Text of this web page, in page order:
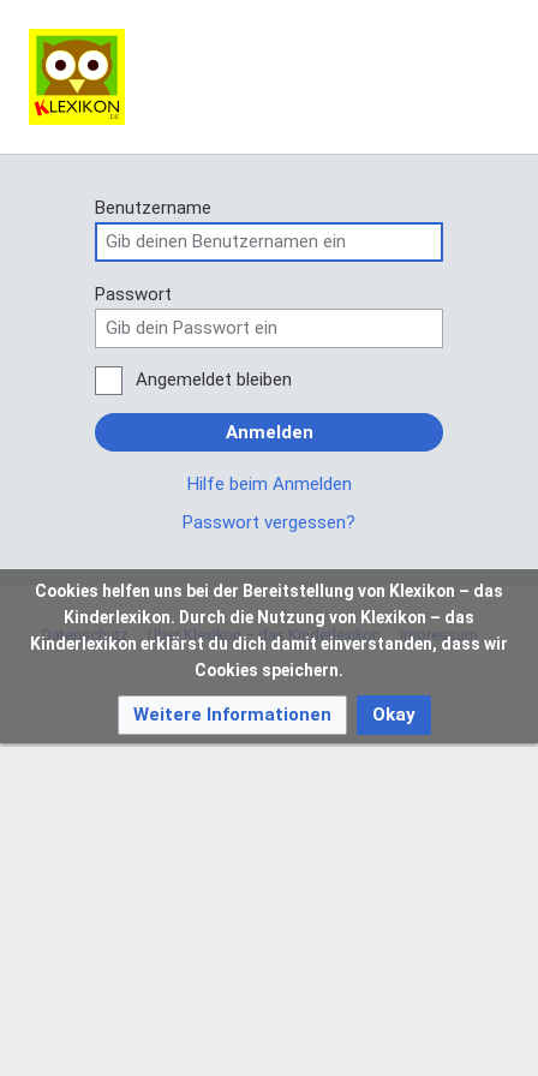
Benutzername
Passwort
Angemeldet bleiben
Anmelden
Hilfe beim Anmelden
Passwort vergessen?
Datenschutz Über Klexikon – das Kinderlexikon Impressum
Cookies helfen uns bei der Bereitstellung von Klexikon – das
Kinderlexikon. Durch die Nutzung von Klexikon – das
Kinderlexikon erklärst du dich damit einverstanden, dass wir
Cookies speichern.
Weitere Informationen Okay